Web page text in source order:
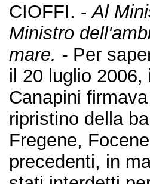
CIOFFI. -Al
Ministro
mare. - Per
il 20 luglio
Canapini
ripristino della
Fregene,
precedenti, in